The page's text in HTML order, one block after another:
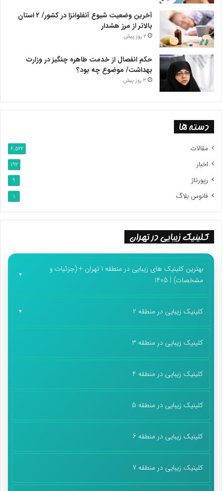
آخرین وضعیت شیوع آنفلوانزا در کشور/ ۲ استان
بالاتر از مرز هشدار
2 روز پیش
حکم انفصال از خدمت طاهره چنگیز در وزارت
بهداشت/ موضوع چه بود؟
3 روز پیش
دسته ها
مقالات 6,522
اخبار 192
رپورتاژ 9
فانوس بلاگ 1
کلینیک زیبایی در تهران
بهترین کلینیک های زیبایی در منطقه 1 تهران + (جزئیات و
مشخصات) | 1405
کلینیک زیبایی در منطقه 2
کلینیک زیبایی در منطقه 3
کلینیک زیبایی در منطقه 4
کلینیک زیبایی در منطقه 5
کلینیک زیبایی در منطقه 6
کلینیک زیبایی در منطقه 7